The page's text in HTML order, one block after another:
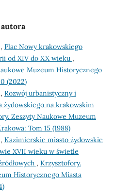
Plac Nowy krakowskiego
od XIV do XX wieku ,
Muzeum Historycznego
(2022)
Rozwój urbanistyczny i
żydowskiego na krakowskim
Zeszyty Naukowe Muzeum
Tom 15 (1988)
Kazimierskie miasto żydowskie
XVII wieku w świetle
, Krzysztofory.
Historycznego Miasta